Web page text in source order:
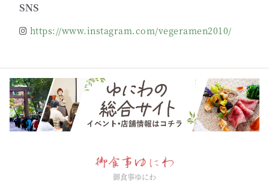
SNS
https://www.instagram.com/vegeramen2010/
御食事ゆにわ